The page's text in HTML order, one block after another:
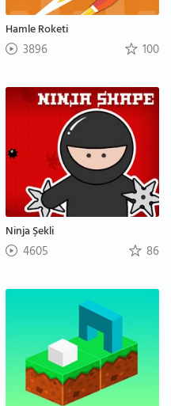
Hamle Roketi
3896 100
Ninja Şekli
4605 86